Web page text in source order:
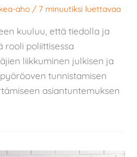
aho / 7 minuutiksi luettavaa
kuuluu, että tiedolla ja
rooli poliittisessa
liikkuminen julkisen ja
tunnistamisen
asiantuntemuksen